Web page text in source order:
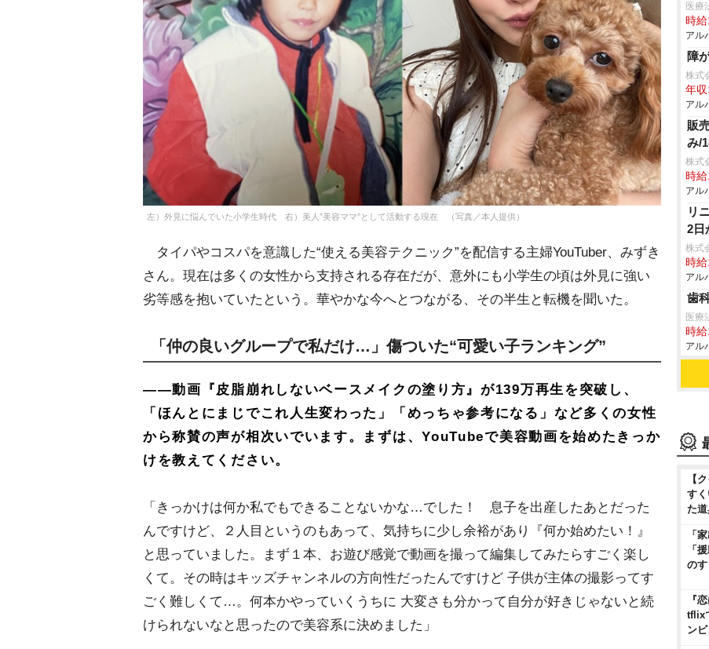
左）外見に悩んでいた小学生時代 右）美人”美容ママ”として活動する現在 （写真／本人提供）
タイパやコスパを意識した“使える美容テクニック”を配信する主婦YouTuber、みずき
さん。現在は多くの女性から支持される存在だが、意外にも小学生の頃は外見に強い
劣等感を抱いていたという。華やかな今へとつながる、その半生と転機を聞いた。
「仲の良いグループで私だけ…」傷ついた“可愛い子ランキング”
――動画『皮脂崩れしないベースメイクの塗り方』が139万再生を突破し、
「ほんとにまじでこれ人生変わった」「めっちゃ参考になる」など多くの女性
から称賛の声が相次いでいます。まずは、YouTubeで美容動画を始めたきっか
けを教えてください。
「きっかけは何か私でもできることないかな…でした！ 息子を出産したあとだった
んですけど、２人目というのもあって、気持ちに少し余裕があり『何か始めたい！』
と思っていました。まず１本、お遊び感覚で動画を撮って編集してみたらすごく楽し
くて。その時はキッズチャンネルの方向性だったんですけど 子供が主体の撮影ってす
ごく難しくて…。何本かやっていくうちに 大変さも分かって自分が好きじゃないと続
けられないなと思ったので美容系に決めました」
医療
時
アル
障
株式
年
アル
販
み/
株式
時
アル
リ
2日
株式
時
アル
歯
医療
時
アル
【
す
た
「
「
の
『
tflix
ン